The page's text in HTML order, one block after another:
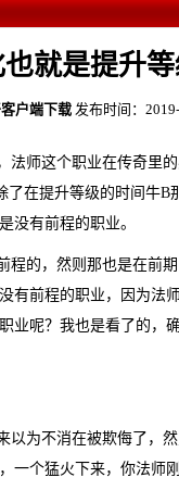
就是提升
户端下载 发布时间：
法师这个职业在传奇里
在提升等级的时间牛B
没有前程的职业。
程的，然则那也是在前
有前程的职业，因为法
业呢？我也是看了的，
以为不消在被欺侮了，
一个猛火下来，你法师